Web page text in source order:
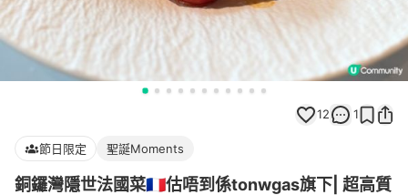
12 1
節日限定 聖誕Moments
銅鑼灣隱世法國菜🇫🇷估唔到係tonwgas旗下| 超高質